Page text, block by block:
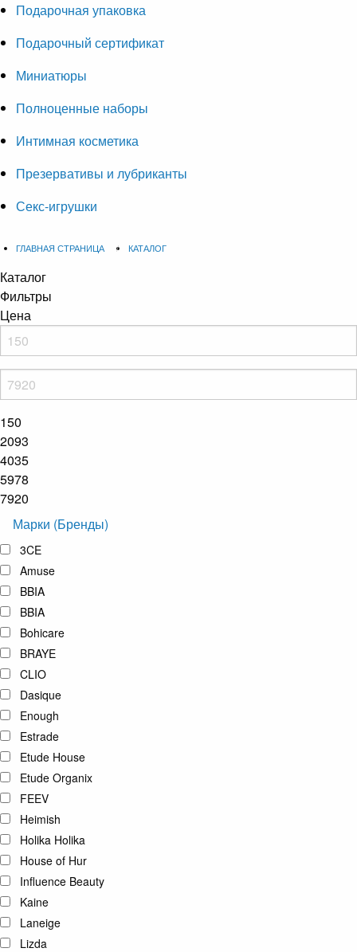
Подарочная упаковка
Подарочный сертификат
Миниатюры
Полноценные наборы
Интимная косметика
Презервативы и лубриканты
Секс-игрушки
ГЛАВНАЯ СТРАНИЦА КАТАЛОГ
Каталог
Фильтры
Цена
150
2093
4035
5978
7920
Марки (Бренды)
3CE
Amuse
BBIA
BBIA
Bohicare
BRAYE
CLIO
Dasique
Enough
Estrade
Etude House
Etude Organix
FEEV
Heimish
Holika Holika
House of Hur
Influence Beauty
Kaine
Laneige
Lizda